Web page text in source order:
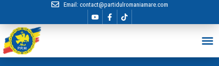
Email: contact@partidulromaniamare.com